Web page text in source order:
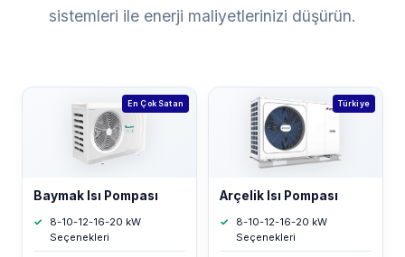
sistemleri ile enerji maliyetlerinizi düşürün.
En Çok Satan
Baymak Isı Pompası
8-10-12-16-20 kW
Seçenekleri
Türkiye
Arçelik Isı Pompası
8-10-12-16-20 kW
Seçenekleri